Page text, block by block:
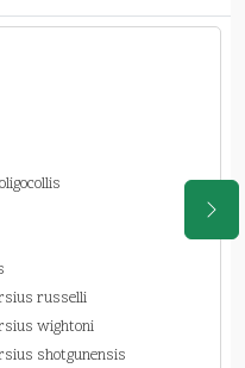
russelli
wightoni
shotgunensis